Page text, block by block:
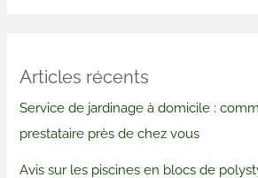
Articles récents
Service de jardinage à domicile :
prestataire près de chez vous
Avis sur les piscines en blocs de